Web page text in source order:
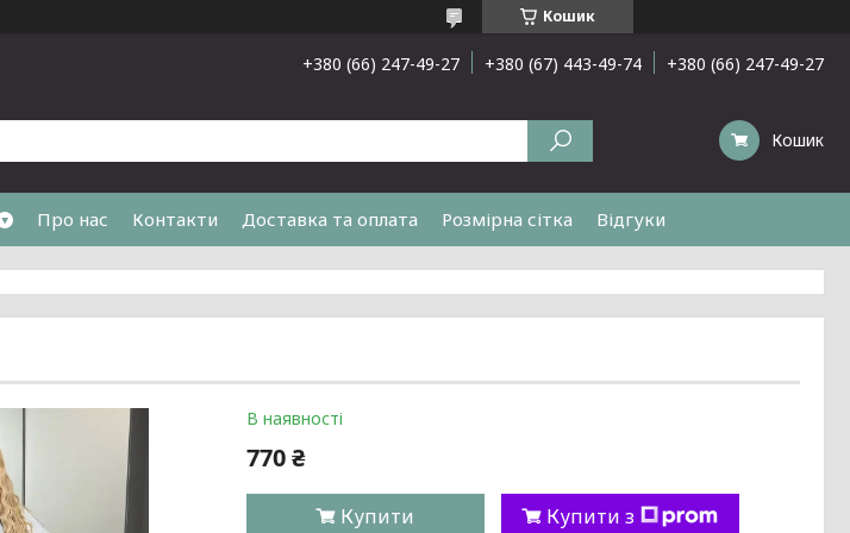
Кошик
+380 (66) 247-49-27 +380 (67) 443-49-74 +380 (66) 247-49-27
Кошик
Про нас Контакти Доставка та оплата Розмірна сітка Відгуки
В наявності
770 ₴
Купити Купити з